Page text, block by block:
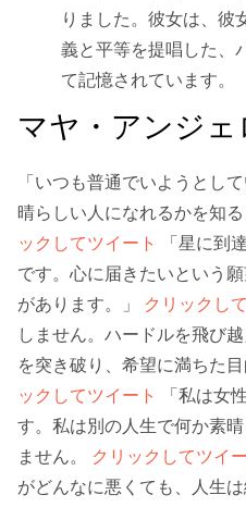
りました。彼女は、彼
義と平等を提唱した、
て記憶されています。
マヤ・アンジ
「いつも普通でいようとし
晴らしい人になれるかを知る
ックしてツイート
「星に到
です。心に届きたいという
があります。」
クリックし
しません。ハードルを飛び
を突き破り、希望に満ちた
ックしてツイート
「私は女
す。私は別の人生で何か素
ません。
クリックしてツイ
がどんなに悪くても、人生